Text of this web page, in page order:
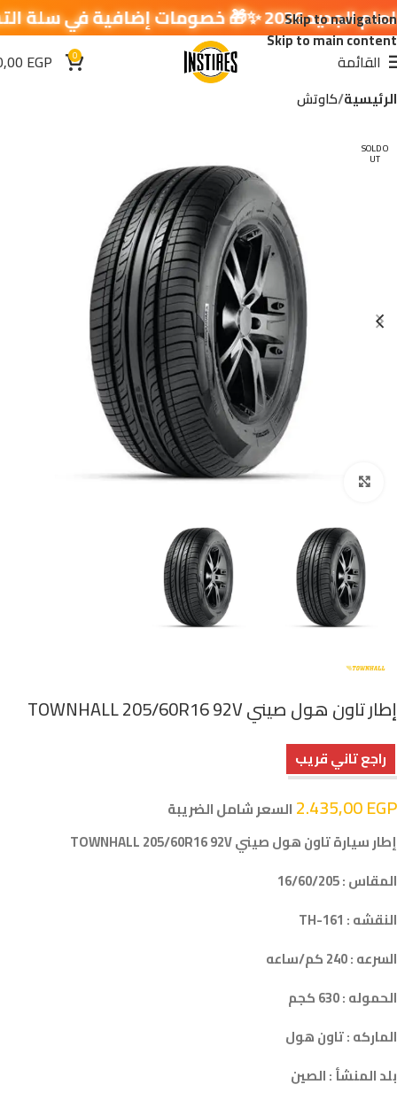
Skip to navigation
Skip to main content
القائمة 0
EGP
الرئيسية كاوتش
SOLD O
UT
اضغط للتكبير
إطار تاون هول صيني TOWNHALL 205/60R16 92V
راجع تاني قريب
2.435,00EGP
السعر شامل الضريبة
إطار سيارة تاون هول صيني TOWNHALL 205/60R16 92V
المقاس : 16/60/205
النقشه : TH-161
السرعه : 240 كم/ساعه
الحموله : 630 كجم
الماركه : تاون هول
بلد المنشأ : الصين
سلة التسوق 🔥